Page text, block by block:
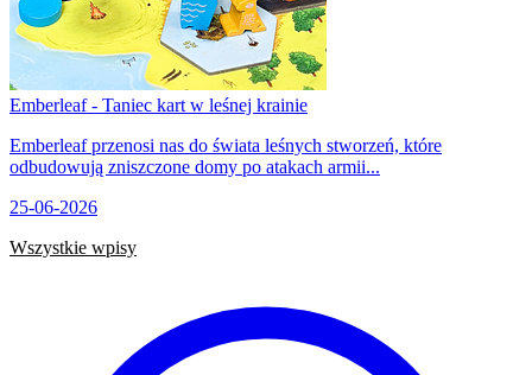
Emberleaf - Taniec kart w leśnej krainie
Emberleaf przenosi nas do świata leśnych stworzeń, które
odbudowują zniszczone domy po atakach armii...
25-06-2026
Wszystkie wpisy